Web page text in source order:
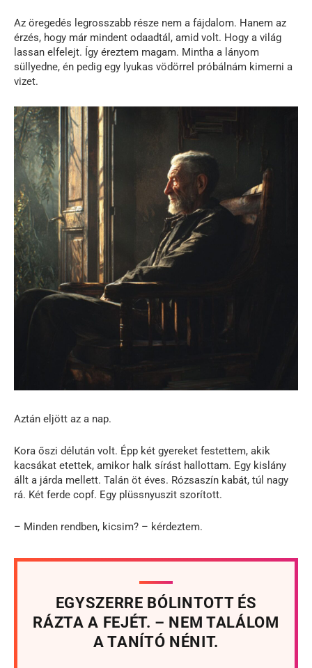
Az öregedés legrosszabb része nem a fájdalom. Hanem az
érzés, hogy már mindent odaadtál, amid volt. Hogy a világ
lassan elfelejt. Így éreztem magam. Mintha a lányom
süllyedne, én pedig egy lyukas vödörrel próbálnám kimerni a
vizet.
Aztán eljött az a nap.
Kora őszi délután volt. Épp két gyereket festettem, akik
kacsákat etettek, amikor halk sírást hallottam. Egy kislány
állt a járda mellett. Talán öt éves. Rózsaszín kabát, túl nagy
rá. Két ferde copf. Egy plüssnyuszit szorított.
– Minden rendben, kicsim? – kérdeztem.
EGYSZERRE BÓLINTOTT ÉS
RÁZTA A FEJÉT. – NEM TALÁLOM
A TANÍTÓ NÉNIT.